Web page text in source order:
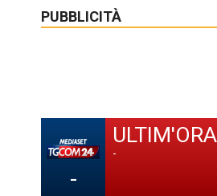
PUBBLICITÀ
-
ULTIM'ORA
-